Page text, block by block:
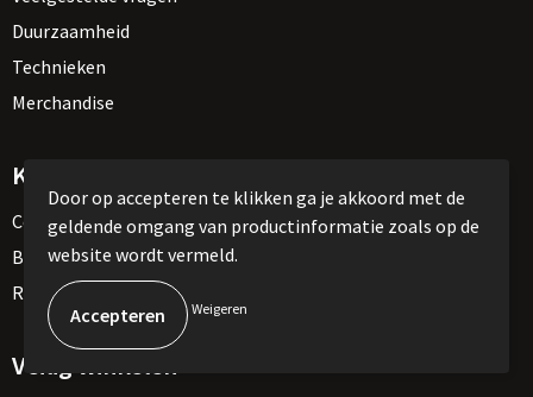
Duurzaamheid
Technieken
Merchandise
Klantenservice
Contact
Betaalmethoden
Retourneren
Veilig winkelen
Door op accepteren te klikken ga je akkoord met de
geldende omgang van productinformatie zoals op de
website wordt vermeld.
Weigeren